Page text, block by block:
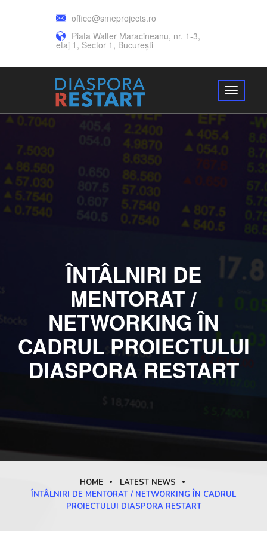
office@smeprojects.ro
Piata Walter Maracineanu, nr. 1-3,
etaj 1, Sector 1, București
ÎNTÂLNIRI DE
MENTORAT /
NETWORKING ÎN
CADRUL PROIECTULUI
DIASPORA RESTART
HOME
LATEST NEWS
ÎNTÂLNIRI DE MENTORAT / NETWORKING ÎN CADRUL
PROIECTULUI DIASPORA RESTART